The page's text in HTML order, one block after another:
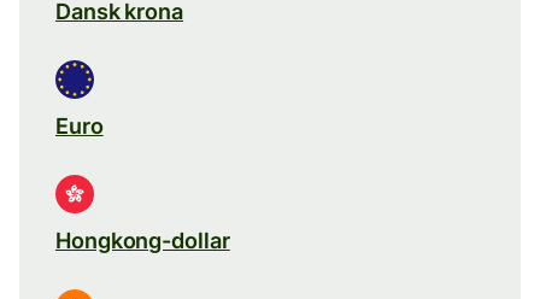
Dansk krona
Euro
Hongkong-dollar